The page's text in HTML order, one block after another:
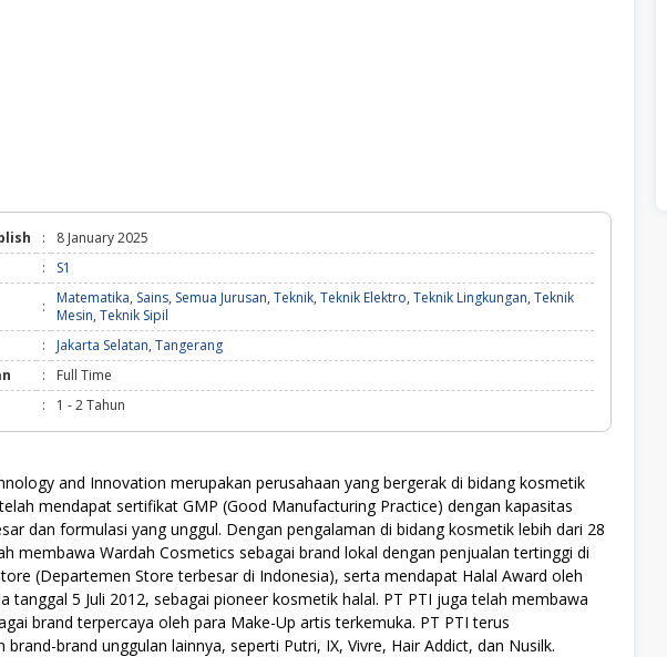
:
8 January 2025
: S1
: Matematika, Sains, Semua Jurusan, Teknik, Teknik Elektro, Teknik Lingkungan, Teknik
Mesin, Teknik Sipil
: Jakarta Selatan, Tangerang
:
Full Time
: 1 - 2 Tahun
and Innovation merupakan perusahaan yang bergerak di bidang kosmetik
mendapat sertifikat GMP (Good Manufacturing Practice) dengan kapasitas
dan formulasi yang unggul. Dengan pengalaman di bidang kosmetik lebih dari 28
membawa Wardah Cosmetics sebagai brand lokal dengan penjualan tertinggi di
(Departemen Store terbesar di Indonesia), serta mendapat Halal Award oleh
tanggal 5 Juli 2012, sebagai pioneer kosmetik halal. PT PTI juga telah membawa
brand terpercaya oleh para Make-Up artis terkemuka. PT PTI terus
brand-brand unggulan lainnya, seperti Putri, IX, Vivre, Hair Addict, dan Nusilk.